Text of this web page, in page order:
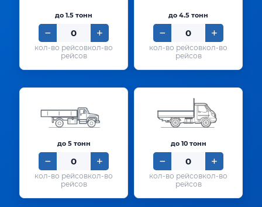
до 1.5 тонн
кол-во
рейсов
до 4.5 тонн
кол-во
рейсов
до 5 тонн
кол-во
рейсов
до 10 тонн
кол-во
рейсов